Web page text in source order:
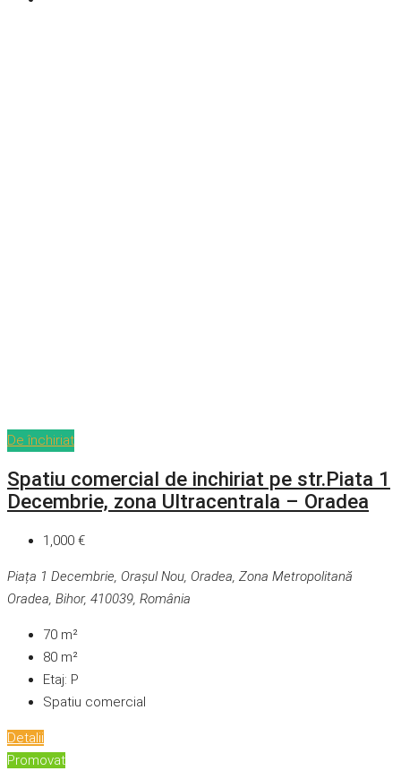
De închiriat
Spatiu comercial de inchiriat pe str.Piata 1
Decembrie, zona Ultracentrala – Oradea
1,000 €
Piața 1 Decembrie, Orașul Nou, Oradea, Zona Metropolitană
Oradea, Bihor, 410039, România
70 m²
80 m²
Etaj: P
Spatiu comercial
Detalii
Promovat